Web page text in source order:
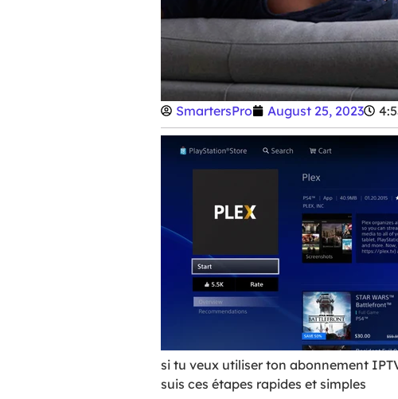
SmartersPro August 25, 2023
si tu veux utiliser ton abonnement
suis ces étapes rapides et simples